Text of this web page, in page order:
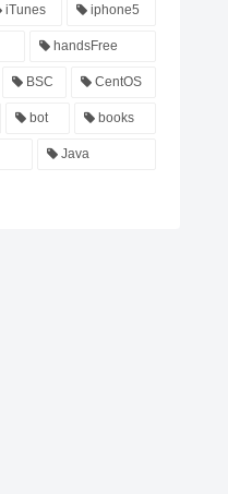
iTunes iphone5
handsFree
BSC CentOS
bot books
Java